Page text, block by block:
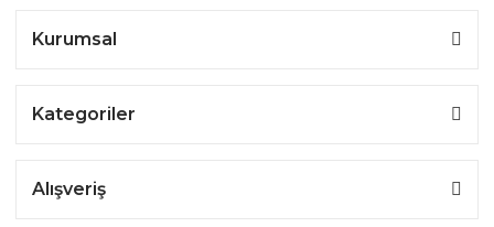
Kurumsal
Kategoriler
Alışveriş